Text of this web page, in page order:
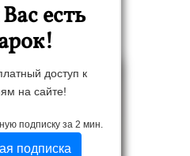
есть
доступ к
на сайте!
подписку за 2 мин.
подписка